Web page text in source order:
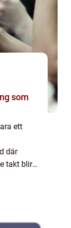
som
ett
där
takt blir